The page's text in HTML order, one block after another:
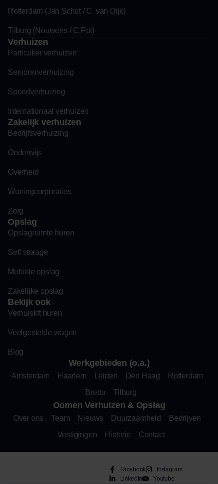
Rotterdam (Jan Schut / C. van Dijk)
Tilburg (Nouwens / C.Pot)
Verhuizen
Particulier verhuizen
Seniorenverhuizing
Spoedverhuizing
Internationaal verhuizen
Zakelijk verhuizen
Bedrijfsverhuizing
Onderwijs
Overheid
Woningcorporaties
Zorg
Opslag
Opslagruimte huren
Self storage
Mobiele opslag
Zakelijke opslag
Bekijk ook
Verhuislift huren
Veelgestelde vragen
Blog
Werkgebieden (o.a.)
Amsterdam Haarlem Leiden Den Haag
Rotterdam
Breda
Tilburg
Oomen Verhuizen & Opslag
Over ons Team Nieuws Duurzaamheid
Bedrijven
Vestigingen
Historie Contact
Facebook
Instagram
LinkedIn
Youtube